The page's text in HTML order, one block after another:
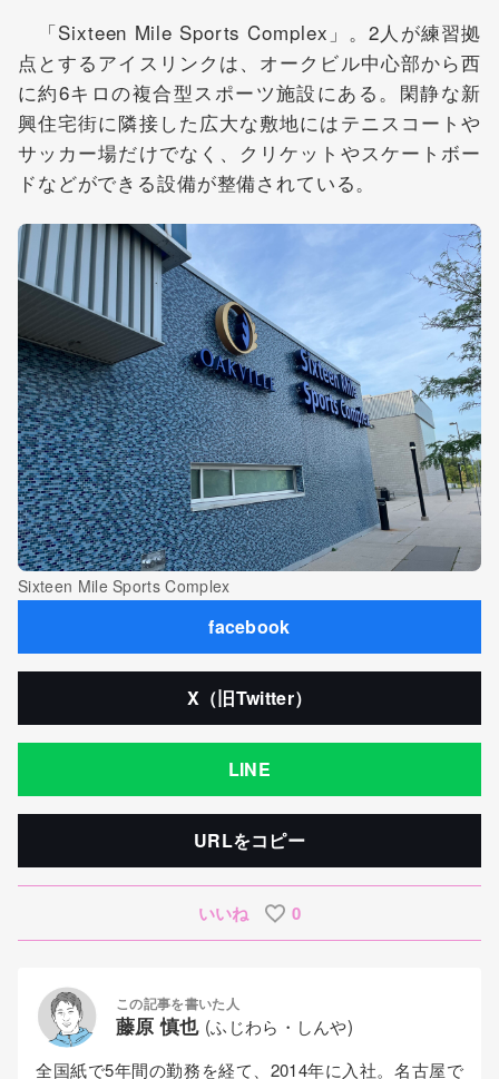
「Sixteen Mile Sports Complex」。2人が練習拠
点とするアイスリンクは、オークビル中心部から西
に約6キロの複合型スポーツ施設にある。閑静な新
興住宅街に隣接した広大な敷地にはテニスコートや
サッカー場だけでなく、クリケットやスケートボー
ドなどができる設備が整備されている。
Sixteen Mile Sports Complex
facebook
X（旧Twitter）
LINE
URLをコピー
いいね 0
この記事を書いた人
藤原 慎也 (ふじわら・しんや)
全国紙で5年間の勤務を経て、2014年に入社。名古屋で